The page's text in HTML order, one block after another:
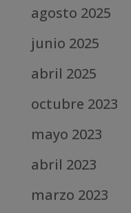
agosto 2025
junio 2025
abril 2025
octubre 2023
mayo 2023
abril 2023
marzo 2023